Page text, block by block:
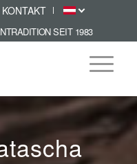
KONTAKT
SEIT 1983